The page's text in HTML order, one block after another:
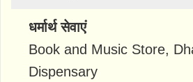
धर्मार्थ सेवाएं
Book and Music Store,
Dispensary